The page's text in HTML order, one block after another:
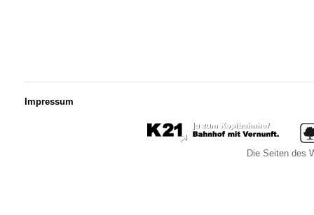
Impressum
Die Seiten des